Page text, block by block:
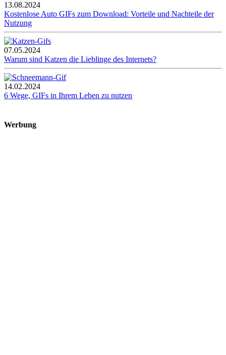
13.08.2024
Kostenlose Auto GIFs zum Download: Vorteile und Nachteile der
Nutzung
07.05.2024
Warum sind Katzen die Lieblinge des Internets?
14.02.2024
6 Wege, GIFs in Ihrem Leben zu nutzen
Werbung